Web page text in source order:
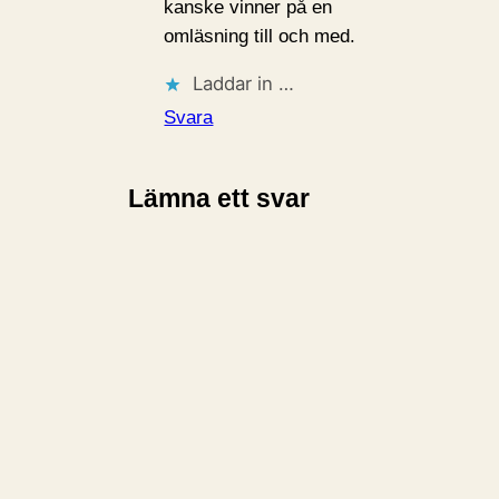
kanske vinner på en
omläsning till och med.
Laddar in …
Svara
Lämna ett svar